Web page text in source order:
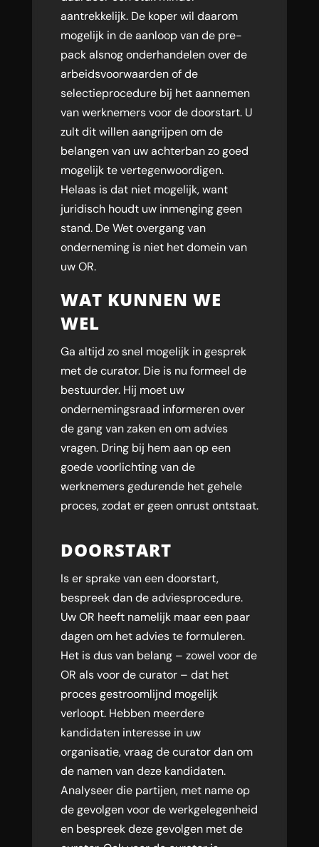
aantrekkelijk. De koper wil daarom
mogelijk in de aanloop van de pre-
pack alsnog onderhandelen over de
arbeidsvoorwaarden of de
selectieprocedure bij het aannemen
van werknemers voor de doorstart. U
zult dit willen aangrijpen om de
belangen van uw achterban zo goed
mogelijk te vertegenwoordigen.
Helaas is dat niet mogelijk, want
juridisch houdt uw inmenging geen
stand. De Wet overgang van
onderneming is niet het domein van
uw OR.
WAT KUNNEN WE
WEL
Ga altijd zo snel mogelijk in gesprek
met de curator. Die is nu formeel de
bestuurder. Hij moet uw
ondernemingsraad informeren over
de gang van zaken en om advies
vragen. Dring bij hem aan op een
goede voorlichting van de
werknemers gedurende het gehele
proces, zodat er geen onrust ontstaat.
DOORSTART
Is er sprake van een doorstart,
bespreek dan de adviesprocedure.
Uw OR heeft namelijk maar een paar
dagen om het advies te formuleren.
Het is dus van belang – zowel voor de
OR als voor de curator – dat het
proces gestroomlijnd mogelijk
verloopt. Hebben meerdere
kandidaten interesse in uw
organisatie, vraag de curator dan om
de namen van deze kandidaten.
Analyseer die partijen, met name op
de gevolgen voor de werkgelegenheid
en bespreek deze gevolgen met de